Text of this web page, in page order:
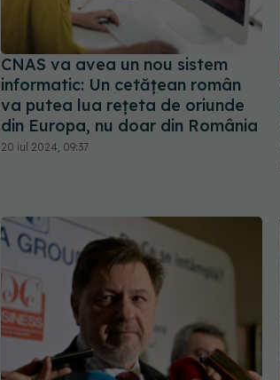
CNAS va avea un nou sistem
informatic: Un cetăţean român
va putea lua reţeta de oriunde
din Europa, nu doar din România
20 iul 2024, 09:37